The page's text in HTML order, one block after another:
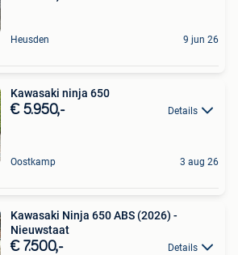
Heusden 9 jun 26
Kawasaki ninja 650
€ 5.950,- Details
Oostkamp 3 aug 26
Kawasaki Ninja 650 ABS (2026) -
Nieuwstaat
€ 7.500,- Details